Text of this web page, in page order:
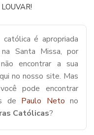
é apropriada
Santa Missa, por
encontrar a sua
no nosso site. Mas
pode encontrar
de Paulo Neto no
Católicas?